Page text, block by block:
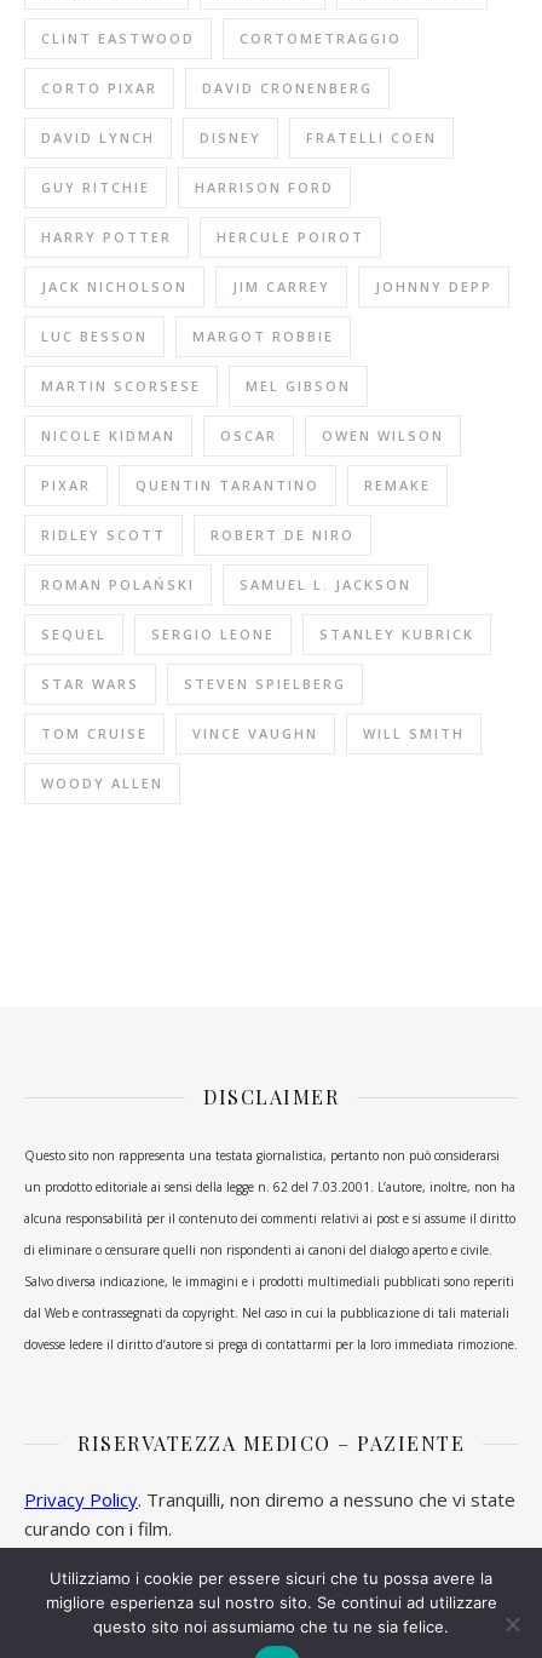
CLINT EASTWOOD CORTOMETRAGGIO
CORTO PIXAR DAVID CRONENBERG
DAVID LYNCH DISNEY FRATELLI COEN
GUY RITCHIE HARRISON FORD
HARRY POTTER HERCULE POIROT
JACK NICHOLSON JIM CARREY JOHNNY DEPP
LUC BESSON MARGOT ROBBIE
MARTIN SCORSESE MEL GIBSON
NICOLE KIDMAN OSCAR OWEN WILSON
PIXAR QUENTIN TARANTINO REMAKE
RIDLEY SCOTT ROBERT DE NIRO
ROMAN POLAŃSKI SAMUEL L. JACKSON
SEQUEL SERGIO LEONE STANLEY KUBRICK
STAR WARS STEVEN SPIELBERG
TOM CRUISE VINCE VAUGHN WILL SMITH
WOODY ALLEN
DISCLAIMER
Questo sito non rappresenta una testata giornalistica, pertanto non può considerarsi
un prodotto editoriale ai sensi della legge n. 62 del 7.03.2001. L’autore, inoltre, non ha
alcuna responsabilità per il contenuto dei commenti relativi ai post e si assume il diritto
di eliminare o censurare quelli non rispondenti ai canoni del dialogo aperto e civile.
Salvo diversa indicazione, le immagini e i prodotti multimediali pubblicati sono reperiti
dal Web e contrassegnati da copyright. Nel caso in cui la pubblicazione di tali materiali
dovesse ledere il diritto d’autore si prega di contattarmi per la loro immediata rimozione.
RISERVATEZZA MEDICO – PAZIENTE
Privacy Policy. Tranquilli, non diremo a nessuno che vi state
curando con i film.
Utilizziamo i cookie per essere sicuri che tu possa avere la
migliore esperienza sul nostro sito. Se continui ad utilizzare
questo sito noi assumiamo che tu ne sia felice.